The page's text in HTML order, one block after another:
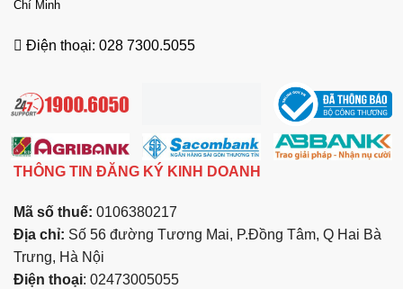
Chí Minh
Điện thoại: 028 7300.5055
THÔNG TIN ĐĂNG KÝ KINH DOANH
Mã số thuế: 0106380217
Địa chỉ: Số 56 đường Tương Mai, P.Đồng Tâm, Q Hai Bà
Trưng, Hà Nội
Điện thoại: 02473005055